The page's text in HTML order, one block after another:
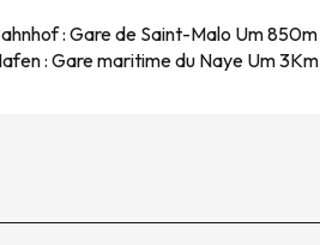
: Gare de Saint-Malo Um 850m
: Gare maritime du Naye Um 3Km